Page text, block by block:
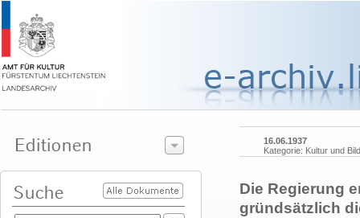
16.06.1937
Kategorie: Kultur und
Die Regierung
gründsätzlich